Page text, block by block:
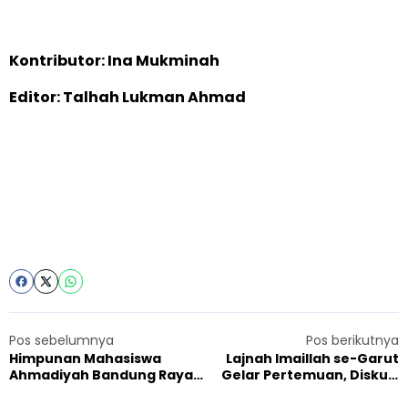
Kontributor: Ina Mukminah
Editor: Talhah Lukman Ahmad
Pos sebelumnya
Himpunan Mahasiswa
Ahmadiyah Bandung Raya
Pos berikutnya
Lajnah Imaillah se-Garut
Gelar Pertemuan, Diskusi